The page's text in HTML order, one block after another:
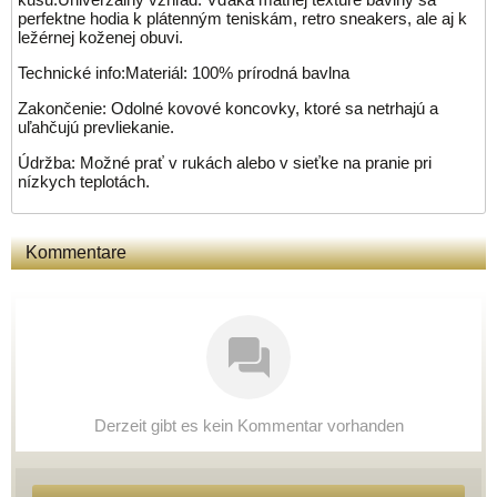
perfektne hodia k plátenným teniskám, retro sneakers, ale aj k
ležérnej koženej obuvi.
Technické info:Materiál: 100% prírodná bavlna
Zakončenie: Odolné kovové koncovky, ktoré sa netrhajú a
uľahčujú prevliekanie.
Údržba: Možné prať v rukách alebo v sieťke na pranie pri
nízkych teplotách.
Kommentare
Derzeit gibt es kein Kommentar vorhanden